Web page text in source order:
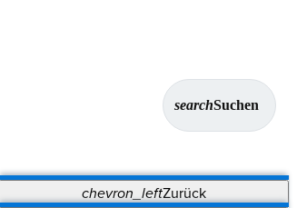
searchSuchen
chevron_leftZurück